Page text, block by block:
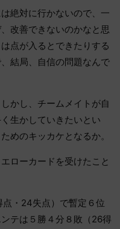
絶対に行かないので、一
改善できないのかなと思
点が入るとできたりする
結局、自信の問題なんで
かし、チームメイトが自
生かしていきたいとい
めのキッカケとなるか。
ローカードを受けたこと
・24失点）で暫定６位
テは５勝４分８敗（26得